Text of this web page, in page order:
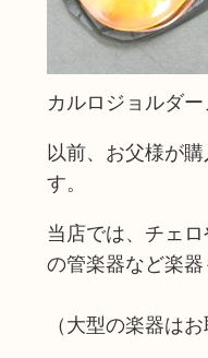
カルロジョルダ
以前、お父様が
す。
当店では、チェ
の管楽器など楽器
（大型の楽器は